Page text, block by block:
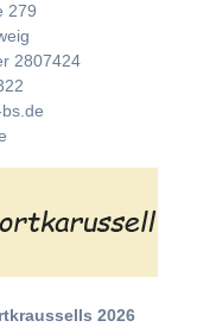
279
2807424
2026